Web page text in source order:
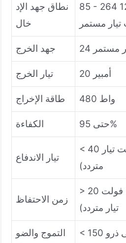
نطاق جهد الإد
خال
85 - 264 فولت تيار متردد / 120
جهد الخرج مستمر
تيار الخرج 20 أمبير
طاقة الإخراج 480 واط
الكفاءة حتى 95%
تيار الاندفاع
< 40 أمبير (عند 230 فولت تيار
متردد)
زمن الاحتفاظ
> 20 مللي ثانية (عند 230 فولت
تيار متردد)
التموج والضو
< 150 مللي فولت (ذروة إلى ذرو